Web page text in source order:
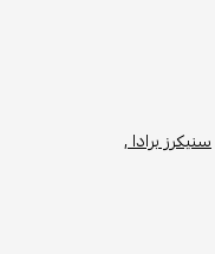
سنيكرز برادا ,